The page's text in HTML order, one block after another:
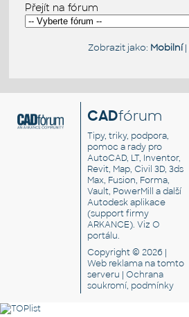
Přejít na fórum
Zobrazit jako: Mobilní|
CADfórum
Tipy, triky, podpora,
pomoc a rady pro
AutoCAD, LT, Inventor,
Revit, Map, Civil 3D, 3ds
Max, Fusion, Forma,
Vault, PowerMill a další
Autodesk aplikace
(support firmy
ARKANCE). VizO
portálu.
Copyright © 2026 |
Web reklama na tomto
serveru |Ochrana
soukromí, podmínky